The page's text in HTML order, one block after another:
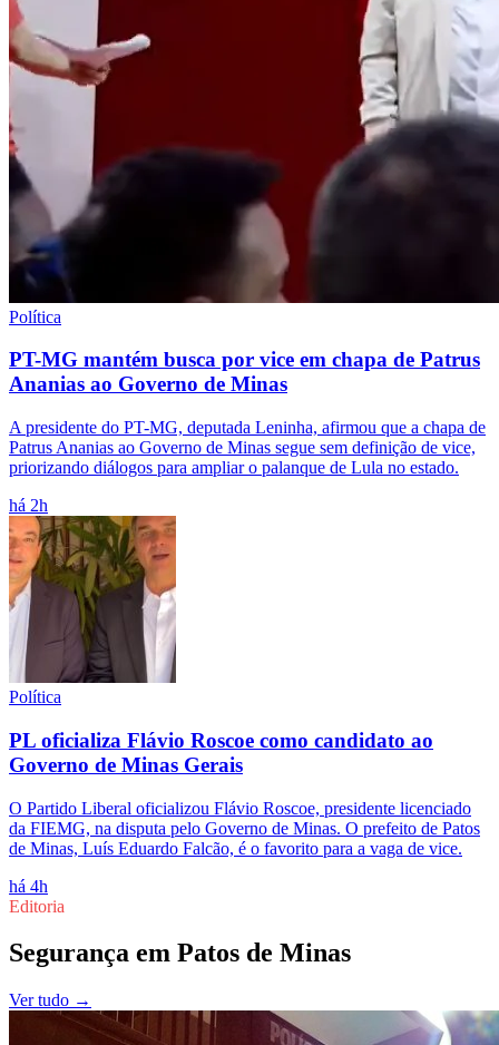
Política
PT-MG mantém busca por vice em chapa de Patrus
Ananias ao Governo de Minas
A presidente do PT-MG, deputada Leninha, afirmou que a chapa de
Patrus Ananias ao Governo de Minas segue sem definição de vice,
priorizando diálogos para ampliar o palanque de Lula no estado.
há 2h
Política
PL oficializa Flávio Roscoe como candidato ao
Governo de Minas Gerais
O Partido Liberal oficializou Flávio Roscoe, presidente licenciado
da FIEMG, na disputa pelo Governo de Minas. O prefeito de Patos
de Minas, Luís Eduardo Falcão, é o favorito para a vaga de vice.
há 4h
Editoria
Segurança em Patos de Minas
Ver tudo →